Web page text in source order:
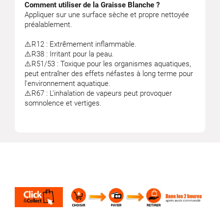
Comment utiliser de la Graisse Blanche ?
Appliquer sur une surface sèche et propre nettoyée
préalablement.
⚠️R12 : Extrêmement inflammable.
⚠️R38 : Irritant pour la peau.
⚠️R51/53 : Toxique pour les organismes aquatiques,
peut entraîner des effets néfastes à long terme pour
l'environnement aquatique.
⚠️R67 : L'inhalation de vapeurs peut provoquer
somnolence et vertiges.